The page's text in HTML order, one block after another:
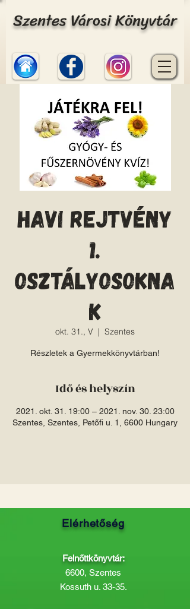
Szentes Városi Könyvtár
Havi rejtvény
1.
osztályosokna
k
okt. 31., V
  |
Szentes
Részletek a Gyermekkönyvtárban!
Idő és helyszín
2021. okt. 31. 19:00 – 2021. nov. 30. 23:00
Szentes, Szentes, Petőfi u. 1, 6600 Hungary
Elérhetőség
Felnőttkönyvtár:
6600, Szentes
Kossuth u. 33-35.